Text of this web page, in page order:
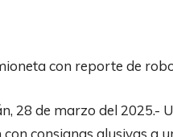
con reporte de
28 de marzo del
consignas alusivas a